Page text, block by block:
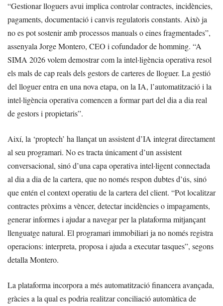
“Gestionar lloguers avui implica controlar contractes, incidències,
pagaments, documentació i canvis regulatoris constants. Això ja
no es pot sostenir amb processos manuals o eines fragmentades”,
assenyala Jorge Montero, CEO i cofundador de homming. “A
SIMA 2026 volem demostrar com la intel·ligència operativa resol
els mals de cap reals dels gestors de carteres de lloguer. La gestió
del lloguer entra en una nova etapa, on la IA, l’automatització i la
intel·ligència operativa comencen a formar part del dia a dia real
de gestors i propietaris”.
Així, la ‘proptech’ ha llançat un assistent d’IA integrat directament
al seu programari. No es tracta únicament d’un assistent
conversacional, sinó d’una capa operativa intel·ligent connectada
al dia a dia de la cartera, que no només respon dubtes d’ús, sinó
que entén el context operatiu de la cartera del client. “Pot localitzar
contractes pròxims a vèncer, detectar incidències o impagaments,
generar informes i ajudar a navegar per la plataforma mitjançant
llenguatge natural. El programari immobiliari ja no només registra
operacions: interpreta, proposa i ajuda a executar tasques”, segons
detalla Montero.
La plataforma incorpora a més automatització financera avançada,
gràcies a la qual es podria realitzar conciliació automàtica de